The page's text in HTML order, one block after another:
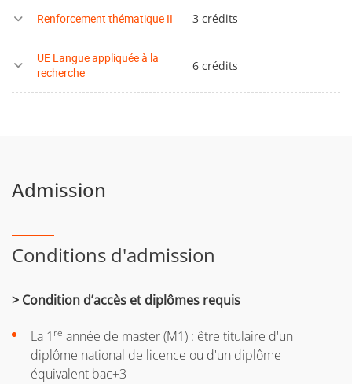
s.)
Renforcement thématique II 3 crédits
UE Langue appliquée à la
recherche
6 crédits
Admission
Conditions d'admission
> Condition d’accès et diplômes requis
La 1 re année de master (M1) : être titulaire d'un
diplôme national de licence ou d'un diplôme
équivalent bac+3